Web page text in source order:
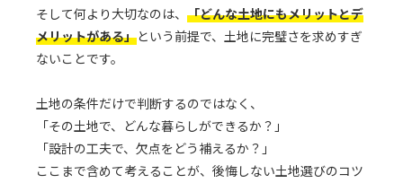
そして何より大切なのは、「どんな土地にもメリットとデ
メリットがある」という前提で、土地に完璧さを求めすぎ
ないことです。
土地の条件だけで判断するのではなく、
「その土地で、どんな暮らしができるか？」
「設計の工夫で、欠点をどう補えるか？」
ここまで含めて考えることが、後悔しない土地選びのコツ